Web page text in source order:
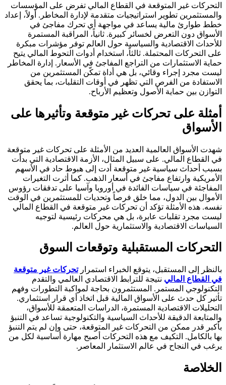
التحركات غير المتوقعة في القطاع المالي تفرض على المؤسسات
والمستثمرين تطوير استراتيجيات متقدمة لإدارة المخاطر. أولاً، إعداد
خطط طوارئ مالية يساعد في مواجهة أي تحرك مفاجئ في
الأسواق دون التعرض لخسائر كبيرة. ثانياً، المراقبة المستمرة
للأحداث الاقتصادية والسياسية حول العالم توفر مؤشرات مبكرة
على التحركات المحتملة. ثالثاً، استخدام أدوات التحوط المالي يتيح
حماية الاستثمارات من التراجع المفاجئ في الأسعار. إدارة المخاطر
ليست مجرد إجراء وقائي، بل هي أداة تمكّن المستثمرين من
الاستفادة من الفرص التي تظهر في أوقات التقلبات، بما يحقق
التوازن بين حماية الأصول وتعظيم الأرباح.
أمثلة على تحركات غير متوقعة وتأثيرها على
الأسواق
شهدت الأسواق العالمية العديد من الأمثلة على تحركات غير متوقعة
في القطاع المالي. على سبيل المثال، الأزمة الاقتصادية التي بدأت
بسبب أحداث سياسية غير متوقعة أدت إلى هبوط حاد في الأسهم
الأمريكية وارتفاع مفاجئ في أسعار الذهب. كما أثرت التغيرات
المفاجئة في سياسات الفائدة في أوروبا وآسيا على تدفقات رؤوس
الأموال بين الدول، مما خلق فرصاً وتحديات للمستثمرين في الوقت
نفسه. هذه الأمثلة تؤكد أن تحركات غير متوقعة في القطاع المالي
ليست مجرد تقلبات عابرة، بل هي محركات رئيسية لتوجيه
السياسات الاقتصادية والاستثمارية حول العالم.
التحركات المستقبلية وتوقعات السوق
بالنظر إلى المستقبل، يتوقع الخبراء استمرارتحركات غير متوقعة
في القطاع المالي نتيجة للترابط الاقتصادي العالمي والتقدم
التكنولوجي المستمر. المستثمرون بحاجة لمواكبة التطورات وفهم
تأثير كل حدث على الأسواق المالية قبل اتخاذ أي قرار استثماري.
التحليلات الاقتصادية المستمرة، الدراسات المتعمقة للأسواق،
والمتابعة الدقيقة للأحداث السياسية والتكنولوجية تساعد في التنبؤ
بأكبر قدر ممكن من التحركات غير المتوقعة، حتى وإن لم يتم التنبؤ
بها بالكامل. التكيف مع هذه التحركات أصبح مهارة أساسية لكل من
يرغب في النجاح في عالم الاستثمار المعاصر.
الخلاصة